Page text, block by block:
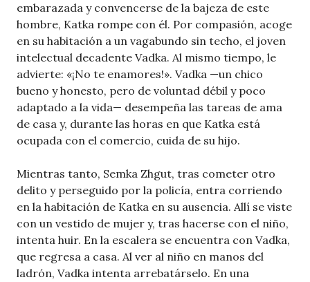
embarazada y convencerse de la bajeza de este
hombre, Katka rompe con él. Por compasión, acoge
en su habitación a un vagabundo sin techo, el joven
intelectual decadente Vadka. Al mismo tiempo, le
advierte: «¡No te enamores!». Vadka —un chico
bueno y honesto, pero de voluntad débil y poco
adaptado a la vida— desempeña las tareas de ama
de casa y, durante las horas en que Katka está
ocupada con el comercio, cuida de su hijo.
Mientras tanto, Semka Zhgut, tras cometer otro
delito y perseguido por la policía, entra corriendo
en la habitación de Katka en su ausencia. Allí se viste
con un vestido de mujer y, tras hacerse con el niño,
intenta huir. En la escalera se encuentra con Vadka,
que regresa a casa. Al ver al niño en manos del
ladrón, Vadka intenta arrebatárselo. En una